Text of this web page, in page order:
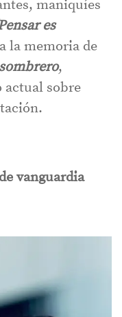
maniquíes
es
la memoria de
,
actual sobre
vanguardia